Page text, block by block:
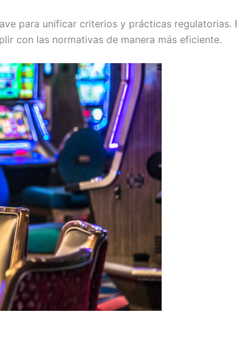
para unificar criterios y prácticas
con las normativas de manera más eficiente.